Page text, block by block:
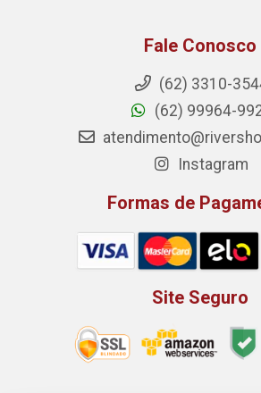
Fale Conosco
(62) 3310-
(62) 99964-
Instagram
Formas de
Site Seguro